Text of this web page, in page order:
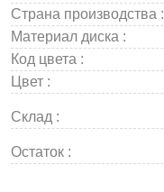
Страна производства :
Материал диска :
Код цвета :
Цвет :
Склад :
Остаток :